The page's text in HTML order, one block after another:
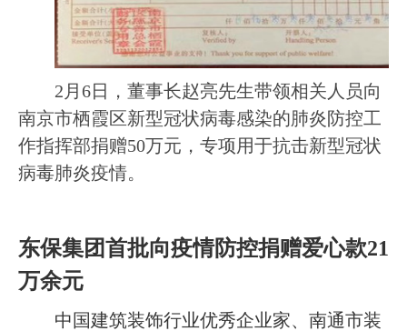
2 月 6日， 董事长赵亮先生带领相关人员向
南京市栖霞区新型冠状病毒感染的肺炎防控工
作指挥部捐赠50万元，专项用于抗击新型冠状
病毒肺炎疫情。
东保集团首批向疫情防控捐赠爱心款21
万余元
中国建筑装饰行业优秀企业家、南通市装